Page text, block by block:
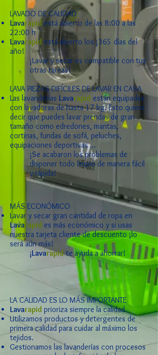
LAVADO DE CALIDAD
Lavarapid está abierto de las 8:00 a las
22:00 h
Lavarapid está abierto los ¡365 días del
año!
¡Lavar y secar es compatible con tus
otras tareas!
LAVA PIEZAS DIFÍCILES DE LAVAR EN CASA
Las lavanderías Lavarapid están equipadas
con lavadoras de hasta 17 kg. Esto quiere
decir que puedes lavar prendas de gran
tamaño como edredones, mantas,
cortinas, fundas de sofá, peluches,
equipaciones deportivas ...
¡Se acabaron los problemas de
disponer todo limpio de manera fácil
y rápida!
MÁS ECONÓMICO
Lavar y secar gran cantidad de ropa en
Lavarapid es más económico y si usas
nuestra tarjeta clientede descuento ¡lo
será aún más!
¡Lavarapidte ayuda a ahorrar!
LA CALIDAD ES LO MÁS IMPORTANTE
Lavarapid prioriza siempre la calidad.
Utilizamos productos y detergentes de
primera calidad para cuidar al máximo los
tejidos.
Gestionamos las lavanderías con procesos